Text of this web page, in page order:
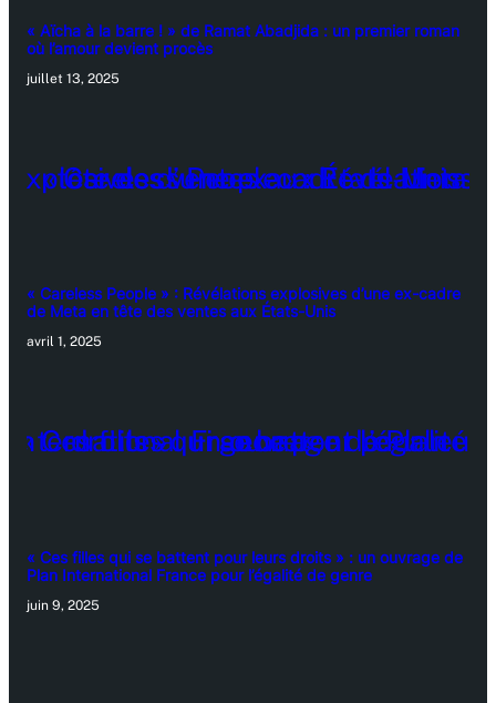
« Aïcha à la barre ! » de Ramat Abadjida : un premier roman
où l’amour devient procès
juillet 13, 2025
« Careless People » : Révélations explosives d’une ex-cadre
de Meta en tête des ventes aux États-Unis
avril 1, 2025
« Ces filles qui se battent pour leurs droits » : un ouvrage de
Plan International France pour l’égalité de genre
juin 9, 2025